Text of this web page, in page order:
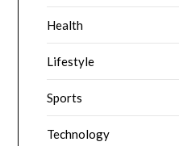
Health
Lifestyle
Sports
Technology